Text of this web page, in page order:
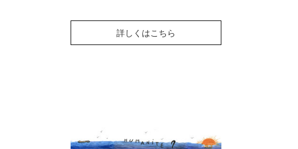
詳しくはこちら